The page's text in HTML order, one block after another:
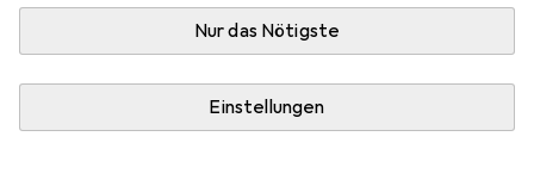
Nur das Nötigste
Einstellungen
10 Stück an Lager beim Lieferanten
Benachrichtigen, wenn schneller verfügbar